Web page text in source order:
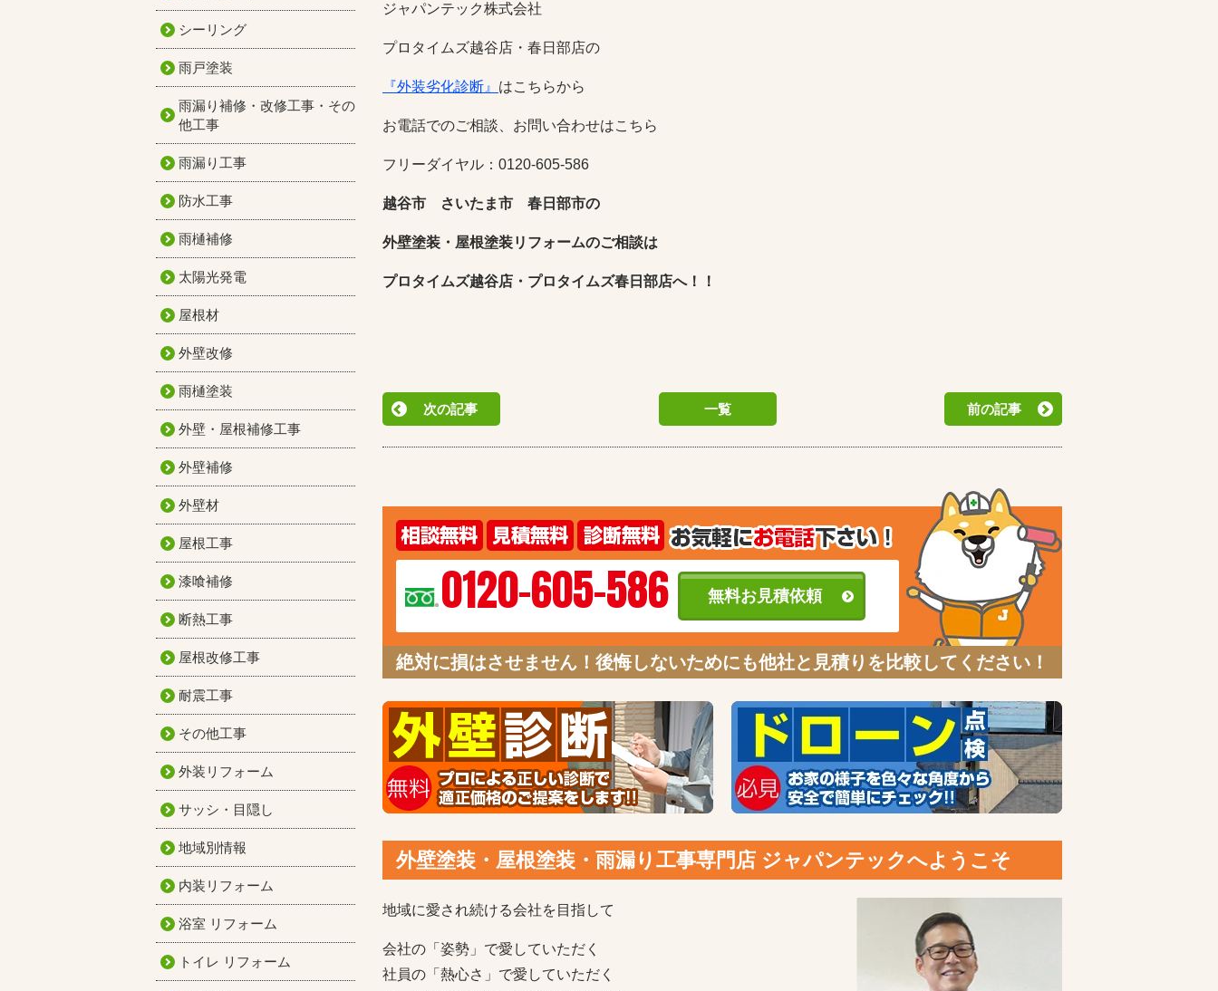
ジャパンテック株式会社
プロタイムズ越谷店・春日部店の
『外装劣化診断』 はこちらから
お電話でのご相談、お問い合わせはこちら
フリーダイヤル：0120-605-586
越谷市 さいたま市 春日部市の
外壁塗装・屋根塗装リフォームのご相談は
プロタイムズ越谷店・プロタイムズ春日部店へ！！
次の記事 一覧 前の記事
0120-605-586 無料お見積依頼
絶対に損はさせません！後悔しないためにも他社と見積りを比較してください！
外壁塗装・屋根塗装・雨漏り工事専門店 ジャパンテックへようこそ
地域に愛され続ける会社を目指して
会社の「姿勢」で愛していただく
社員の「熱心さ」で愛していただく
シーリング
雨戸塗装
雨漏り補修・改修工事・その
他工事
雨漏り工事
防水工事
雨樋補修
太陽光発電
屋根材
外壁改修
雨樋塗装
外壁・屋根補修工事
外壁補修
外壁材
屋根工事
漆喰補修
断熱工事
屋根改修工事
耐震工事
その他工事
外装リフォーム
サッシ・目隠し
地域別情報
内装リフォーム
浴室 リフォーム
トイレ リフォーム